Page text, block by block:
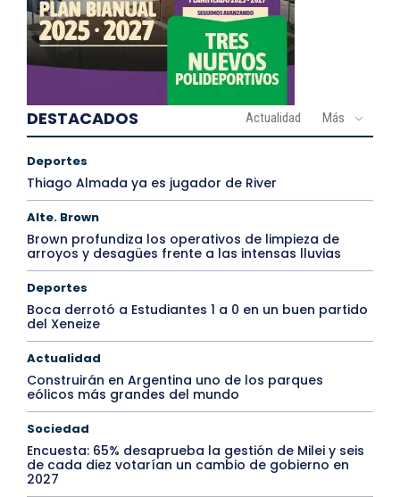
DESTACADOS Actualidad Más
Deportes
Thiago Almada ya es jugador de River
Alte. Brown
Brown profundiza los operativos de limpieza de
arroyos y desagües frente a las intensas lluvias
Deportes
Boca derrotó a Estudiantes 1 a 0 en un buen partido
del Xeneize
Actualidad
Construirán en Argentina uno de los parques
eólicos más grandes del mundo
Sociedad
Encuesta: 65% desaprueba la gestión de Milei y seis
de cada diez votarían un cambio de gobierno en
2027